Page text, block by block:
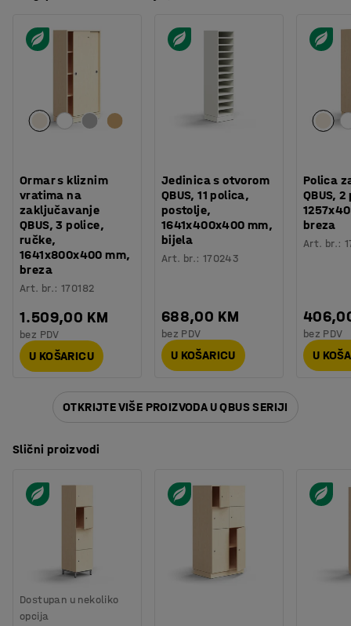
Ormar s kliznim
vratima na
zaključavanje
QBUS, 3 police,
ručke,
1641x800x400 mm,
breza
Art. br.:170182
1.509,00 KM
bez PDV
U KOŠARICU
Jedinica s otvorom
QBUS, 11 polica,
postolje,
1641x400x400 mm,
bijela
Art. br.: 170243
688,00 KM
bez PDV
U KOŠARICU
Polica
QBUS,
breza
Art. br.:
bez PDV
U
OTKRIJTE VIŠE PROIZVODA U QBUS SERIJI
Slični proizvodi
Dostupan u nekoliko
opcija